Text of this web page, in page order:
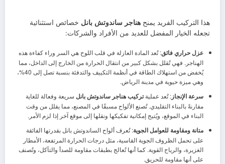
هذا التركيب الفريد يمنح هناجر ساندوتش بانل خصائص استثنائية
تجعله الخيار المفضل للعديد من الأفراد والشركات:
عزل حراري فائق: تُعد المادة العازلة في قلب اللوح هي السر وراء كفاءة هذه
الهناجر. فهي تُقلل بشكل كبير من انتقال الحرارة من الخارج إلى الداخل، مما
يُخفض من استهلاك الطاقة في أنظمة التكييف والتدفئة بنسبة تصل إلى 40%،
وهي ميزة حيوية في مدينة الرياض.
سرعة الإنجاز: تُعد عمليةتركيب هناجر ساندوتش بانل سريعة وفعالة للغاية
مقارنةً بالبناء التقليدي. تُصنع الألواح مسبقًا في المصنع، مما يقلل من وقت
البناء في الموقع، ويُتيح إمكانية تفكيكها ونقلها إلى موقع آخر إذا لزم الأمر.
متانة ومقاومة للعوامل الجوية: تُعرف ألواح الساندوتش بانل بقدرتها الفائقة
على تحمل الظروف الجوية القاسية، مثل درجات الحرارة المرتفعة، الأمطار
الغزيرة، والرياح القوية. كما أنها تُعالج بطبقات مقاومة للصدأ والتآكل، وتُصنف
على أنها مقاومة للحريق.